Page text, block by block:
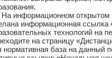
информационном открытом
информационная ссылка
технологий на
на страницу
нормативная база на данный